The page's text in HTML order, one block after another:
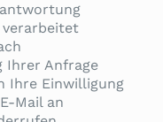
verarbeitet
Ihrer Anfrage
Ihre Einwilligung
Mail an